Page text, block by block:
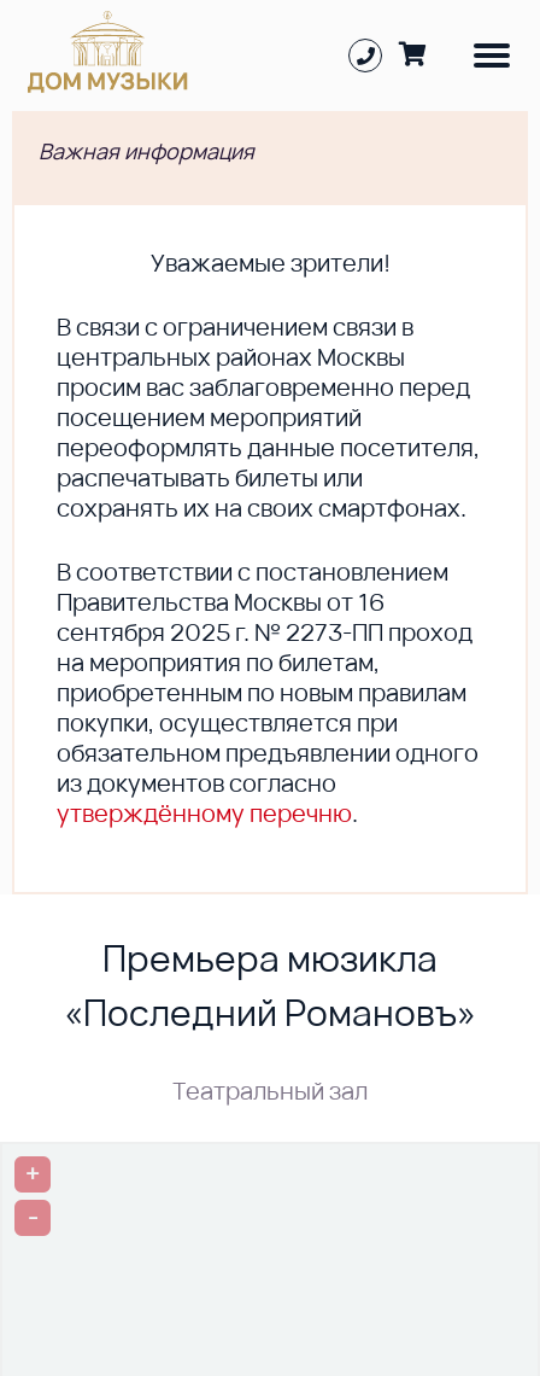
Важная информация
Уважаемые зрители!
В cвязи с ограничением связи в
центральных районах Москвы
просим вас заблаговременно перед
посещением мероприятий
переоформлять данные посетителя,
распечатывать билеты или
сохранять их на своих смартфонах.
В соответствии с постановлением
Правительства Москвы от 16
сентября 2025 г. № 2273-ПП проход
на мероприятия по билетам,
приобретенным по новым правилам
покупки, осуществляется при
обязательном предъявлении одного
из документов согласно
утверждённому перечню.
Премьера мюзикла
«Последний Романовъ»
Театральный зал
+
-